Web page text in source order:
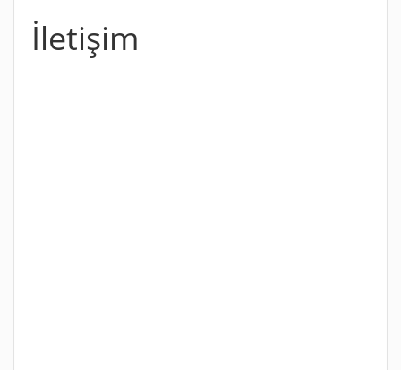
İletişim